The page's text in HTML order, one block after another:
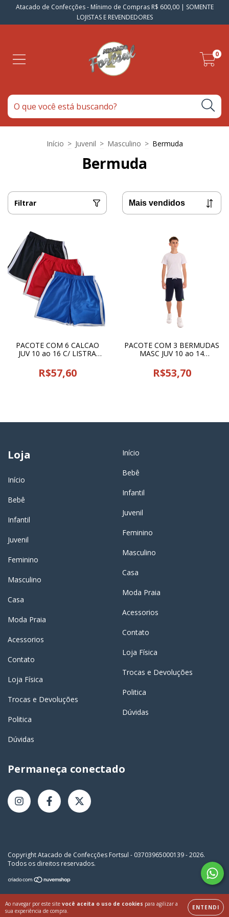
Atacado de Confecções - Mínimo de Compras R$ 600,00 | SOMENTE
LOJISTAS E REVENDEDORES
0
Ao navegar por este site você aceita o uso de cookies para agilizar a
sua experiência de compra.
ENTENDI
Início > Juvenil > Masculino > Bermuda
Bermuda
Filtrar
PACOTE COM 6 CALCAO
JUV 10 ao 16 C/ LISTRA
R$57,60
PACOTE COM 3 BERMUDAS
MASC JUV 10 ao 14
25677
R$53,70
Loja
Início
Bebê
Infantil
Juvenil
Feminino
Masculino
Casa
Moda Praia
Acessorios
Contato
Loja Física
Trocas e Devoluções
Politica
Dúvidas
Início
Bebê
Infantil
Juvenil
Feminino
Masculino
Casa
Moda Praia
Acessorios
Contato
Loja Física
Trocas e Devoluções
Politica
Dúvidas
Permaneça conectado
Copyright Atacado de Confecções Fortsul - 03703965000139 - 2026.
Todos os direitos reservados.